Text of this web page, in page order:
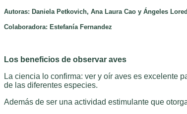
Autoras: Daniela Petkovich, Ana Laura Cao y Ángeles
Colaboradora: Estefanía Fernandez
Los beneficios de observar aves
La ciencia lo confirma: ver y oír aves es excelente
de las diferentes especies.
Además de ser una actividad estimulante que